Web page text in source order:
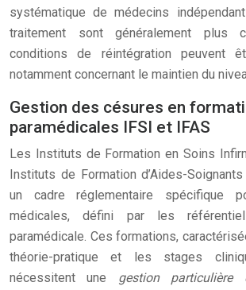
systématique de médecins
traitement sont généralement plus
conditions de réintégration peuvent
notamment concernant le maintien du
Gestion des césures en
paramédicales IFSI et IFAS
Les Instituts de Formation en Soins
Instituts de Formation d’Aides-
un cadre réglementaire spécifique
médicales, défini par les
paramédicale. Ces formations,
théorie-pratique et les stages
nécessitent une gestion particulière